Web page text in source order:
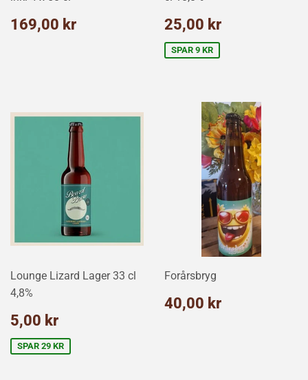
Normalpris
169,00 kr Udsalgspris
25,00 kr
SPAR 9 KR
Lounge Lizard Lager 33 cl
4,8%
Udsalgspris
5,00 kr
kr
SPAR 29 KR
Forårsbryg
Normalpris
40,00 kr